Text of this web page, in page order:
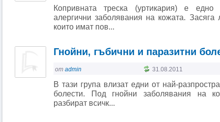
Копривната треска (уртикария) е едно
алергични заболявания на кожата. Засяга
които имат пов...
Гнойни, гъбични и паразитни
от admin 31.08.2011
В тази група влизат едни от най-
болести. Под гнойни заболявания на
разбират всичк...